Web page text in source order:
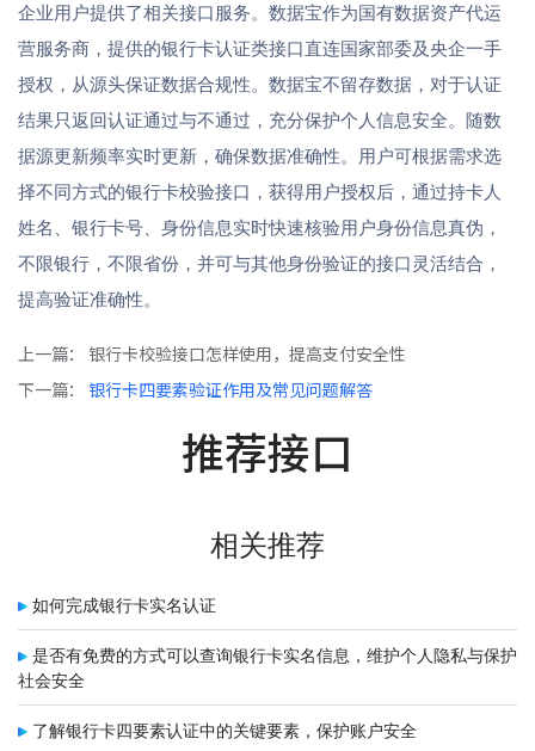
企业用户提供了相关接口服务。数据宝作为国有数据资产代运
营服务商，提供的银行卡认证类接口直连国家部委及央企一手
授权，从源头保证数据合规性。数据宝不留存数据，对于认证
结果只返回认证通过与不通过，充分保护个人信息安全。随数
据源更新频率实时更新，确保数据准确性。用户可根据需求选
择不同方式的银行卡校验接口，获得用户授权后，通过持卡人
姓名、银行卡号、身份信息实时快速核验用户身份信息真伪，
不限银行，不限省份，并可与其他身份验证的接口灵活结合，
提高验证准确性。
上一篇：
银行卡校验接口怎样使用，提高支付安全性
下一篇：
银行卡四要素验证作用及常见问题解答
推荐接口
相关推荐
如何完成银行卡实名认证
是否有免费的方式可以查询银行卡实名信息，维护个人隐私与保护
社会安全
了解银行卡四要素认证中的关键要素，保护账户安全